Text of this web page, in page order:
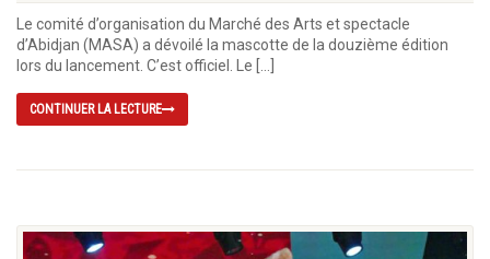
Le comité d’organisation du Marché des Arts et spectacle
d’Abidjan (MASA) a dévoilé la mascotte de la douzième édition
lors du lancement. C’est officiel. Le […]
CONTINUER LA LECTURE